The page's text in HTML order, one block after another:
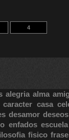
4
alegria alma
caracter casa
desamor deseos
enfados escuela
fisico